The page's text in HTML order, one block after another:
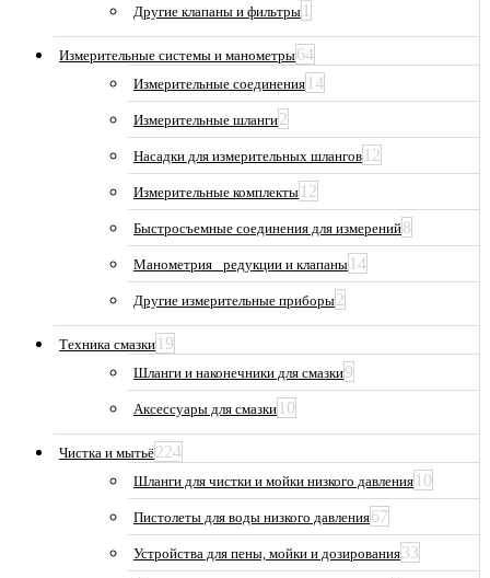
Другие клапаны и фильтры 1
Измерительные системы и манометры64
Измерительные соединения 14
Измерительные шланги2
Насадки для измерительных шлангов 12
Измерительные комплекты 12
Быстросъемные соединения для измерений8
Манометрия_ редукции и клапаны 14
Другие измерительные приборы2
Техника смазки 19
Шланги и наконечники для смазки9
Аксессуары для смазки 10
Чистка и мытьё224
Шланги для чистки и мойки низкого давления 10
Пистолеты для воды низкого давления67
Устройства для пены, мойки и дозирования33